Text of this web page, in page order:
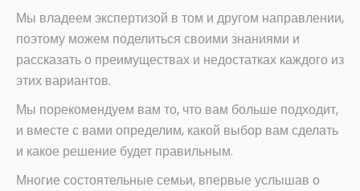
Мы владеем экспертизой в том и другом направлении,
поэтому можем поделиться своими знаниями и
рассказать о преимуществах и недостатках каждого из
этих вариантов.
Мы порекомендуем вам то, что вам больше подходит,
и вместе с вами определим, какой выбор вам сделать
и какое решение будет правильным.
Многие состоятельные семьи, впервые услышав о